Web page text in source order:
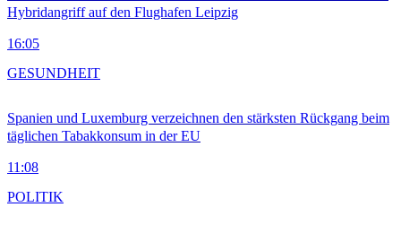
Hybridangriff auf den Flughafen Leipzig
16:05
Spanien und Luxemburg verzeichnen den stärksten Rückgang beim
täglichen Tabakkonsum in der EU
11:08
GESUNDHEIT
POLITIK